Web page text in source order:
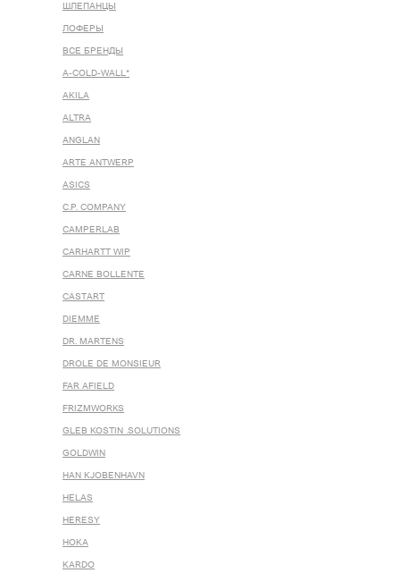
ШЛЕПАНЦЫ
ЛОФЕРЫ
ВСЕ БРЕНДЫ
A-COLD-WALL*
AKILA
ALTRA
ANGLAN
ARTE ANTWERP
ASICS
C.P. COMPANY
CAMPERLAB
CARHARTT WIP
CARNE BOLLENTE
CASTART
DIEMME
DR. MARTENS
DROLE DE MONSIEUR
FAR AFIELD
FRIZMWORKS
GLEB KOSTIN .SOLUTIONS
GOLDWIN
HAN KJOBENHAVN
HELAS
HERESY
HOKA
KARDO